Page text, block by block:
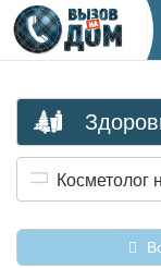
Косметолог